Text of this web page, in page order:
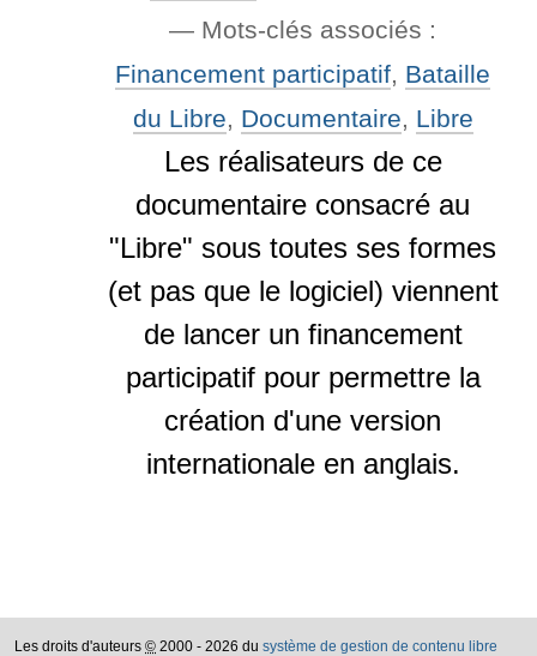
— Mots-clés associés :
Financement participatif, Bataille
du Libre, Documentaire, Libre
Les réalisateurs de ce
documentaire consacré au
"Libre" sous toutes ses formes
(et pas que le logiciel) viennent
de lancer un financement
participatif pour permettre la
création d'une version
internationale en anglais.
Les droits d'auteurs © 2000 - 2026 du système de gestion de contenu libre